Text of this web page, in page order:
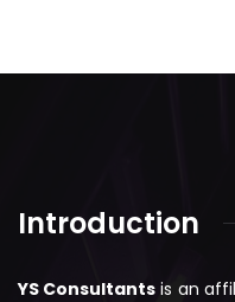
Introduction
YS Consultants is an